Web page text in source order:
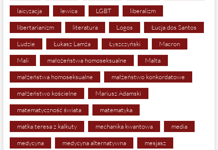
laicyzacja lewica LGBT liberalizm
libertarianizm literatura Logos Łucja dos Santos
Ludzie Łukasz Lamża Łyszczyński Macron
Mali małożeństwa homoseksualne Malta
małżeństwa homoseksualne małżeństwo konkordatowe
małżeństwo kościelne Mariusz Adamski
matematyczność świata matematyka
matka teresa z kalkuty mechanika kwantowa media
medycyna medycyna alternatywna mesjasz